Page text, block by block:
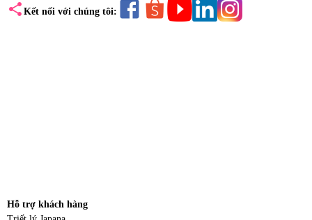
share Kết nối với chúng tôi:
Hỗ trợ khách hàng